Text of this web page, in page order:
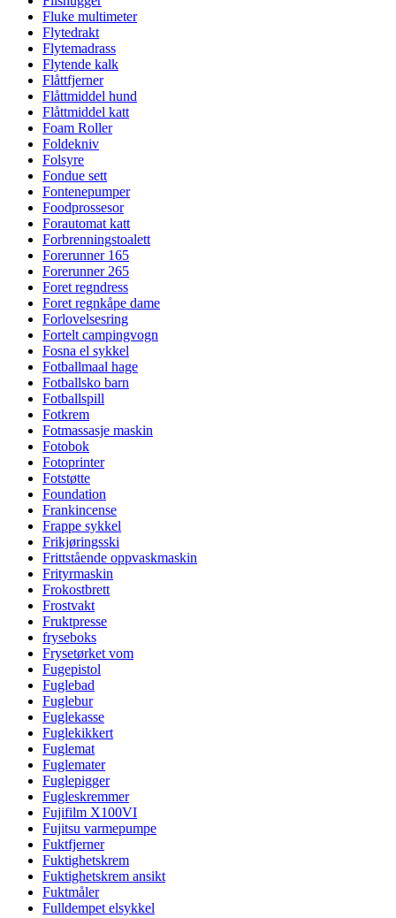
Fluke multimeter
Flytedrakt
Flytemadrass
Flytende kalk
Flåttfjerner
Flåttmiddel hund
Flåttmiddel katt
Foam Roller
Foldekniv
Folsyre
Fondue sett
Fontenepumper
Foodprossesor
Forautomat katt
Forbrenningstoalett
Forerunner 165
Forerunner 265
Foret regndress
Foret regnkåpe dame
Forlovelsesring
Fortelt campingvogn
Fosna el sykkel
Fotballmaal hage
Fotballsko barn
Fotballspill
Fotkrem
Fotmassasje maskin
Fotobok
Fotoprinter
Fotstøtte
Foundation
Frankincense
Frappe sykkel
Frikjøringsski
Frittstående oppvaskmaskin
Frityrmaskin
Frokostbrett
Frostvakt
Fruktpresse
fryseboks
Frysetørket vom
Fugepistol
Fuglebad
Fuglebur
Fuglekasse
Fuglekikkert
Fuglemat
Fuglemater
Fuglepigger
Fugleskremmer
Fujifilm X100VI
Fujitsu varmepumpe
Fuktfjerner
Fuktighetskrem
Fuktighetskrem ansikt
Fuktmåler
Fulldempet elsykkel